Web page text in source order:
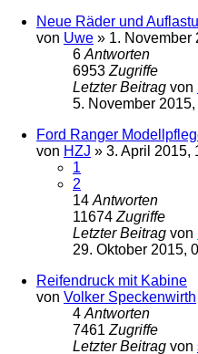
Neue Räder und
von Uwe » 1. November
6 Antworten
6953 Zugriffe
Letzter Beitrag von
5. November
Ford Ranger
von HZJ » 3. April 2015,
1
2
14 Antworten
11674 Zugriffe
Letzter Beitrag von
29. Oktober 2015,
Reifendruck mit Kabine
von Volker Speckenwirth
4 Antworten
7461 Zugriffe
Letzter Beitrag von